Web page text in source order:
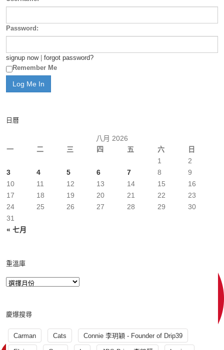
Password:
signup now| forgot password?
Remember Me
日曆
八月 2026
一
二 三 四 五 六 日
« 七月
1
2
3
4 5 6 7 8
9
10
11 12 13 14 15
16
17
18 19 20 21 22
23
24
25 26 27 28 29
30
31
重溫庫
慶爆搜尋
Carman Cats Connie 李玥穎 - Founder of Drip39